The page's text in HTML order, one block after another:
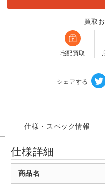
買取
宅配買取
シェアする
仕様・スペック情報
仕様詳細
商品名